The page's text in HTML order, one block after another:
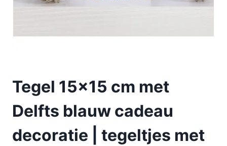
Tegel 15×15 cm met
Delfts blauw cadeau
decoratie | tegeltjes met